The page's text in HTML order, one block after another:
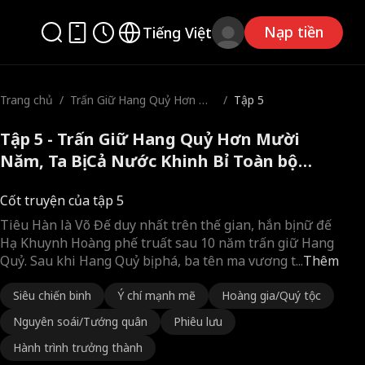
Tiếng Việt Nạp tiền
Trang chủ / Trấn Giữ Hang Quỷ Hơn Mư
h Bỉ
/ Tập 5
Tập 5 - Trấn Giữ Hang Quỷ Hơn Mười
Năm, Ta Bị Cả Nước Khinh Bỉ Toàn bộ
Cốt truyện của tập 5
Thêm
Tiêu Hàn là Võ Đế duy nhất trên thế gian, hắn bị nữ đế
Hạ Khuynh Hoàng phế truất sau 10 năm trấn giữ Hang
Quỷ. Sau khi Hang Quỷ bị phá, ba tên ma vương t...
Siêu chiến binh Ý chí mạnh mẽ
Hoàng gia/Quý tộc
Nguyên soái/Tướng quân
Phiêu lưu
Hành trình trưởng thành